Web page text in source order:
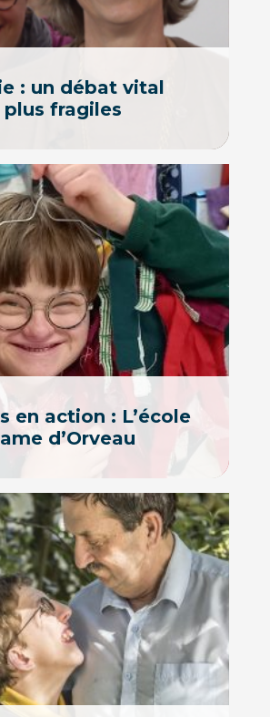
: un débat vital
plus fragiles
en action : L’école
d’Orveau